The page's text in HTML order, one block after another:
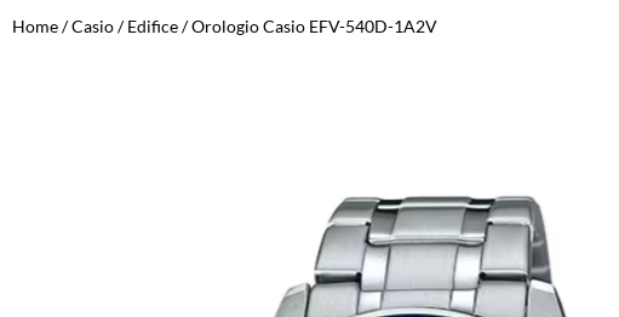
Home/Casio/Edifice/ Orologio Casio EFV-540D-1A2V